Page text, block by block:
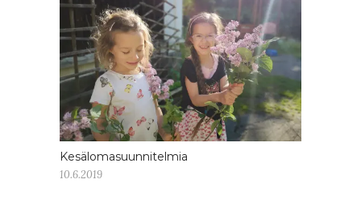
Kesälomasuunnitelmia
10.6.2019